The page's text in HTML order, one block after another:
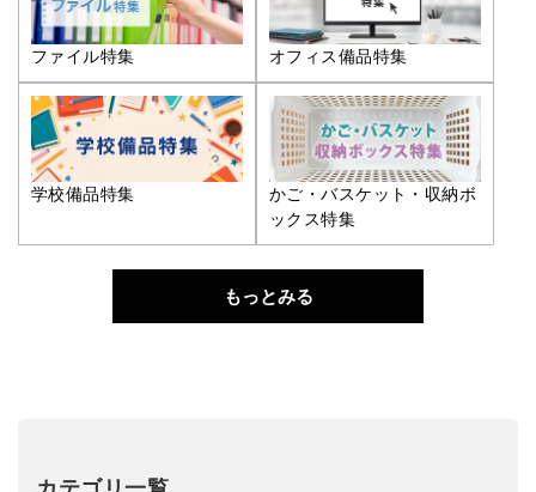
ファイル特集 オフィス備品特集
学校備品特集
かご・バスケット・収納ボ
ックス特集
もっとみる